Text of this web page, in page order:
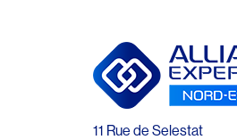
11 Rue de Selestat